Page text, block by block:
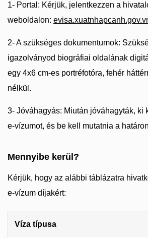
1- Portal: Kérjük, jelentkezzen a
weboldalon:
2- A szükséges dokumentumok:
igazolványod biográfiai oldalának
egy 4x6 cm-es portréfotóra, fehér
nélkül.
3- Jóváhagyás: Miután jóváhagyták, ki
e-vízumot, és be kell mutatnia a
Mennyibe kerül?
Kérjük, hogy az alábbi táblázatra
e-vízum díjakért:
Víza típusa